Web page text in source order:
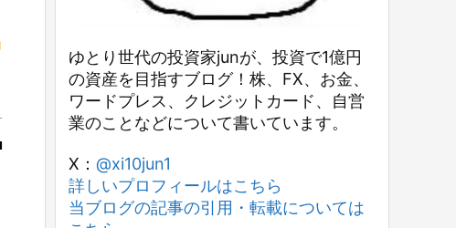
ゆとり世代の投資家junが、投資で1億円
の資産を目指すブログ！株、FX、お金、
ワードプレス、クレジットカード、自営
業のことなどについて書いています。
X： @xi10jun1
詳しいプロフィールはこちら
当ブログの記事の引用・転載については